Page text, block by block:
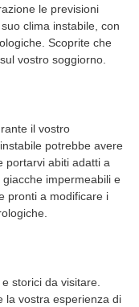
le previsioni
clima instabile, con
Scoprite che
vostro soggiorno.
il vostro
potrebbe avere
portarvi abiti adatti a
impermeabili e
pronti a modificare i
storici da visitare.
la vostra esperienza di